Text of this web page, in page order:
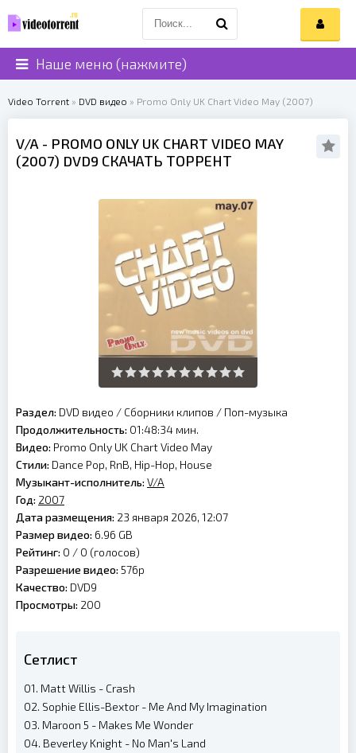
Наше меню (нажмите)
Video Torrent » DVD видео » Promo Only UK Chart Video May (2007)
V/A - PROMO ONLY UK CHART VIDEO MAY
(2007) DVD9 СКАЧАТЬ ТОРРЕНТ
Раздел: DVD видео / Сборники клипов / Поп-музыка
Продолжительность: 01:48:34 мин.
Видео: Promo Only UK Chart Video May
Стили: Dance Pop, RnB, Hip-Hop, House
Музыкант-исполнитель: V/A
Год: 2007
Дата размещения: 23 января 2026, 12:07
Размер видео: 6.96 GB
Рейтинг: 0 / 0 (голосов)
Разрешение видео: 576p
Качество: DVD9
Просмотры: 200
Сетлист
01. Matt Willis - Crash
02. Sophie Ellis-Bextor - Me And My Imagination
03. Maroon 5 - Makes Me Wonder
04. Beverley Knight - No Man's Land